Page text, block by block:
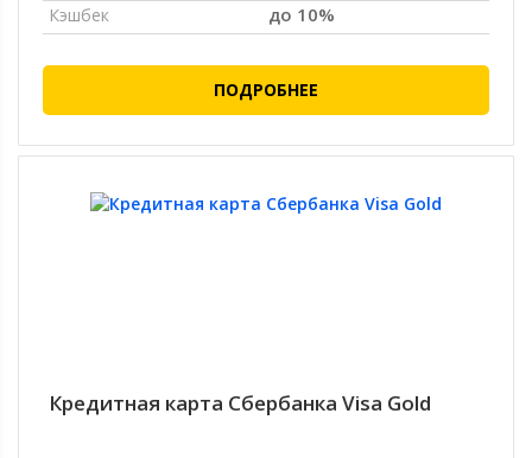
Кэшбек до 10%
ПОДРОБНЕЕ
Кредитная карта Сбербанка Visa Gold